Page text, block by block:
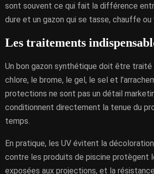
sont souvent ce qui fait la différence
dure et un gazon qui se tasse, chauffe ou
Les traitements
Un bon gazon synthétique doit être traité
chlore, le brome, le gel, le sel et
protections ne sont pas un détail
conditionnent directement la tenue du
temps.
En pratique, les UV évitent la
contre les produits de piscine protègent
exposées aux projections, et la